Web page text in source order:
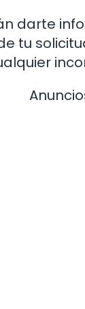
darte
tu